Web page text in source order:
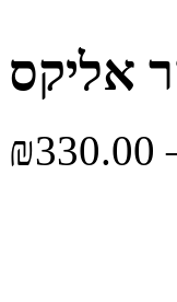
אליקס
₪330.00